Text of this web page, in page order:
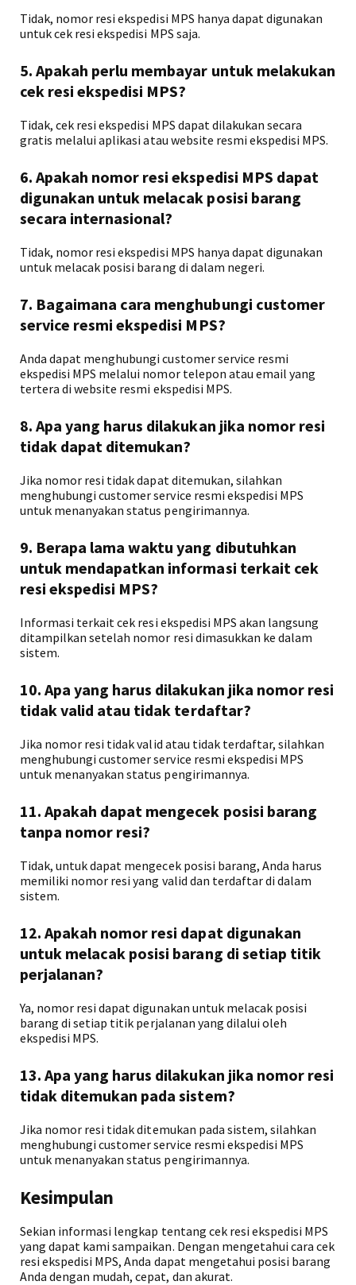
Tidak, nomor resi ekspedisi MPS hanya dapat digunakan
untuk cek resi ekspedisi MPS saja.
5. Apakah perlu membayar untuk melakukan
cek resi ekspedisi MPS?
Tidak, cek resi ekspedisi MPS dapat dilakukan secara
gratis melalui aplikasi atau website resmi ekspedisi MPS.
6. Apakah nomor resi ekspedisi MPS dapat
digunakan untuk melacak posisi barang
secara internasional?
Tidak, nomor resi ekspedisi MPS hanya dapat digunakan
untuk melacak posisi barang di dalam negeri.
7. Bagaimana cara menghubungi customer
service resmi ekspedisi MPS?
Anda dapat menghubungi customer service resmi
ekspedisi MPS melalui nomor telepon atau email yang
tertera di website resmi ekspedisi MPS.
8. Apa yang harus dilakukan jika nomor resi
tidak dapat ditemukan?
Jika nomor resi tidak dapat ditemukan, silahkan
menghubungi customer service resmi ekspedisi MPS
untuk menanyakan status pengirimannya.
9. Berapa lama waktu yang dibutuhkan
untuk mendapatkan informasi terkait cek
resi ekspedisi MPS?
Informasi terkait cek resi ekspedisi MPS akan langsung
ditampilkan setelah nomor resi dimasukkan ke dalam
sistem.
10. Apa yang harus dilakukan jika nomor resi
tidak valid atau tidak terdaftar?
Jika nomor resi tidak valid atau tidak terdaftar, silahkan
menghubungi customer service resmi ekspedisi MPS
untuk menanyakan status pengirimannya.
11. Apakah dapat mengecek posisi barang
tanpa nomor resi?
Tidak, untuk dapat mengecek posisi barang, Anda harus
memiliki nomor resi yang valid dan terdaftar di dalam
sistem.
12. Apakah nomor resi dapat digunakan
untuk melacak posisi barang di setiap titik
perjalanan?
Ya, nomor resi dapat digunakan untuk melacak posisi
barang di setiap titik perjalanan yang dilalui oleh
ekspedisi MPS.
13. Apa yang harus dilakukan jika nomor resi
tidak ditemukan pada sistem?
Jika nomor resi tidak ditemukan pada sistem, silahkan
menghubungi customer service resmi ekspedisi MPS
untuk menanyakan status pengirimannya.
Kesimpulan
Sekian informasi lengkap tentang cek resi ekspedisi MPS
yang dapat kami sampaikan. Dengan mengetahui cara cek
resi ekspedisi MPS, Anda dapat mengetahui posisi barang
Anda dengan mudah, cepat, dan akurat.